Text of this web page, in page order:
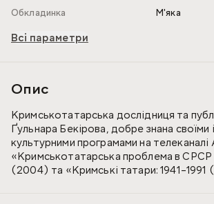
Обкладинка
М'яка
Всі параметри
Опис
Кримськотатарська дослідниця та
Ґульнара Бекірова, добре знана своїми
культурними програмами на телеканалі
«Кримськотатарська проблема в СРСР
(2004) та «Кримські татари: 1941–1991